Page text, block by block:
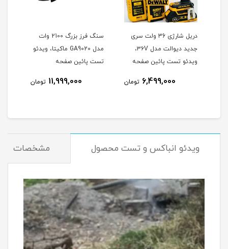
دریل شارژی 36 ولت سری
جدید دیوالت مدل ۳۶V،
ویدئو تست پائین صفحه
6,499,000 تومان
سنگ فرز بزرگ 2100 وات
مدل GA9020 ماکیتا، ویدئو
تست پائین صفحه
11,999,000 تومان
ویدئو انباکس و تست محصول مشخصات